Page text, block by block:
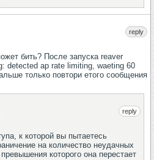
бить? После запуска reaver
detected ap rate limiting, waeting 60
только повтори етого сообщения
reply
к которой вы пытаетесь
на количество неудачных
которого она перестает
reply